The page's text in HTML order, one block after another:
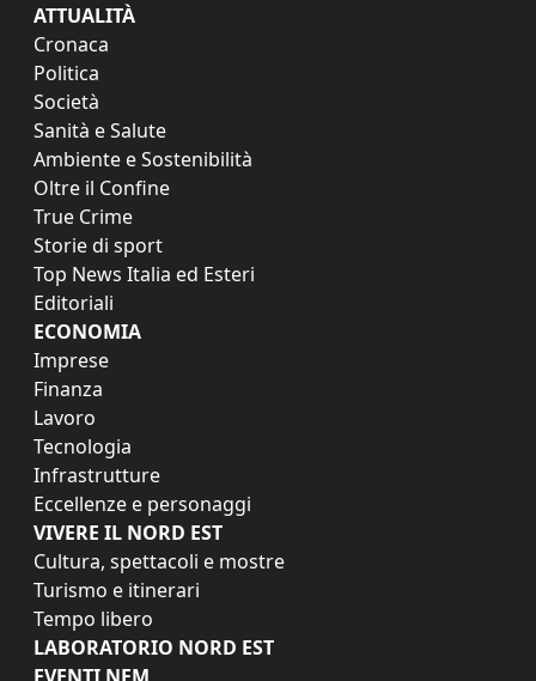
ATTUALITÀ
Cronaca
Politica
Società
Sanità e Salute
Ambiente e Sostenibilità
Oltre il Confine
True Crime
Storie di sport
Top News Italia ed Esteri
Editoriali
ECONOMIA
Imprese
Finanza
Lavoro
Tecnologia
Infrastrutture
Eccellenze e personaggi
VIVERE IL NORD EST
Cultura, spettacoli e mostre
Turismo e itinerari
Tempo libero
LABORATORIO NORD EST